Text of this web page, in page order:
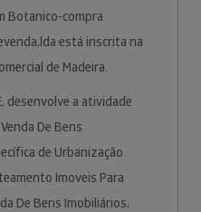
Botanico-compra
está inscrita na
de Madeira.
desenvolve a atividade
De Bens
de Urbanização
Imoveis Para
De Bens Imobiliários,